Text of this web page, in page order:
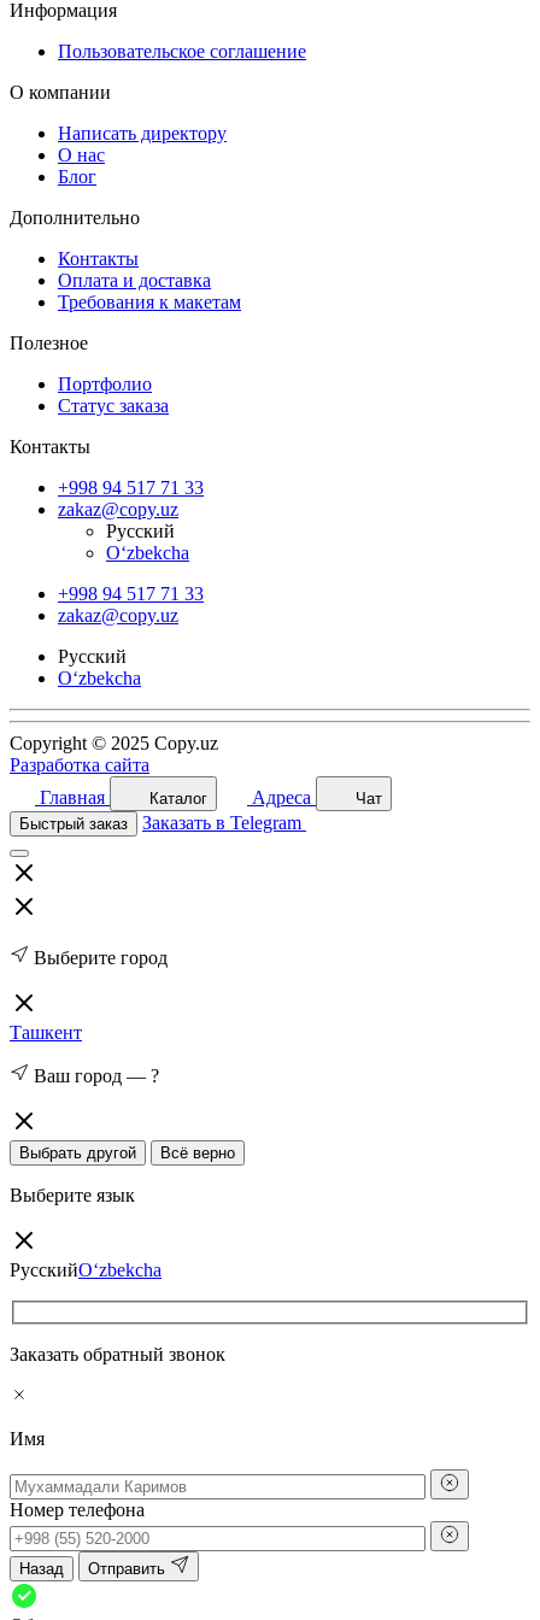
Информация
Пользовательское соглашение
О компании
Написать директору
О нас
Блог
Дополнительно
Контакты
Оплата и доставка
Требования к макетам
Полезное
Портфолио
Статус заказа
Контакты
+998 94 517 71 33
zakaz@copy.uz
Русский
O‘zbekcha
+998 94 517 71 33
zakaz@copy.uz
Русский
O‘zbekcha
Copyright © 2025 Copy.uz
Разработка сайта
Главная
Каталог Адреса
Чат
Быстрый заказ
Заказать в Telegram
Выберите город
Ташкент
Ваш город — ?
Выбрать другой Всё верно
Выберите язык
РусскийO‘zbekcha
Заказать обратный звонок
Имя
Номер телефона
Назад Отправить